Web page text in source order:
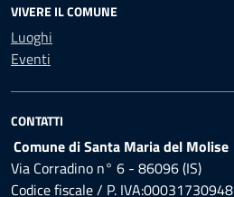
VIVERE IL COMUNE
Luoghi
Eventi
CONTATTI
Comune di Santa Maria del Molise
Via Corradino n° 6 - 86096 (IS)
Codice fiscale / P. IVA:00031730948